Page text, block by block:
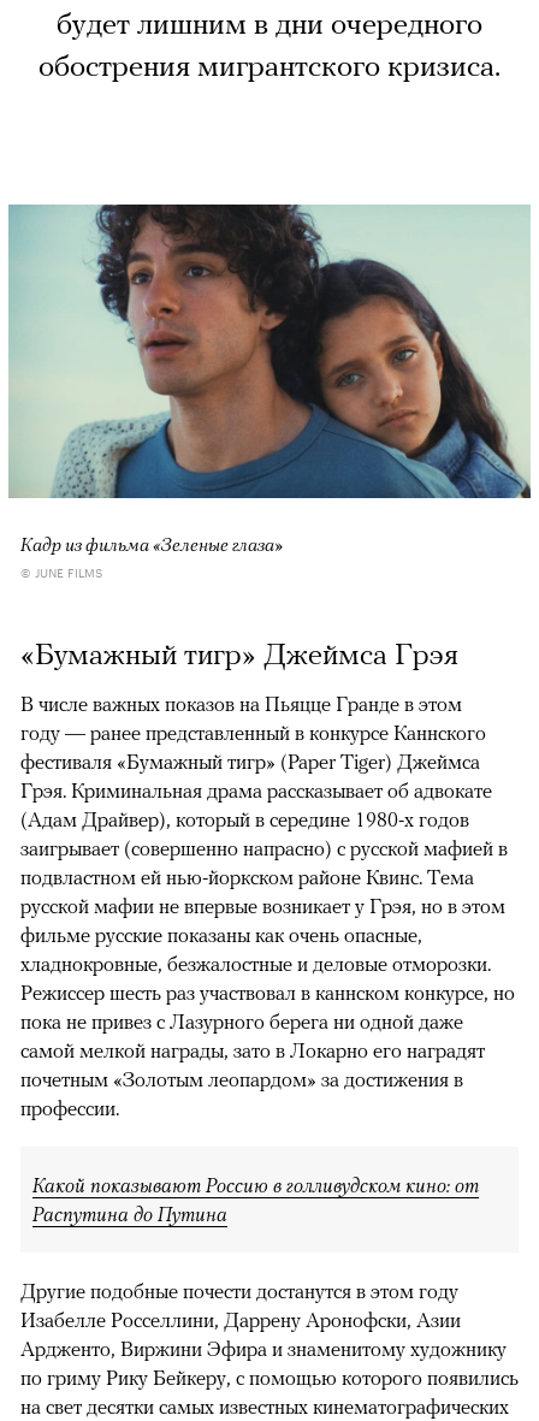
будет лишним в дни очередного
обострения мигрантского кризиса.
Кадр из фильма «Зеленые глаза»
© JUNE FILMS
«Бумажный тигр» Джеймса Грэя
В числе важных показов на Пьяцце Гранде в этом
году — ранее представленный в конкурсе Каннского
фестиваля «Бумажный тигр» (Paper Tiger) Джеймса
Грэя. Криминальная драма рассказывает об адвокате
(Адам Драйвер), который в середине 1980-х годов
заигрывает (совершенно напрасно) с русской мафией в
подвластном ей нью-йоркском районе Квинс. Тема
русской мафии не впервые возникает у Грэя, но в этом
фильме русские показаны как очень опасные,
хладнокровные, безжалостные и деловые отморозки.
Режиссер шесть раз участвовал в каннском конкурсе, но
пока не привез с Лазурного берега ни одной даже
самой мелкой награды, зато в Локарно его наградят
почетным «Золотым леопардом» за достижения в
профессии.
Какой показывают Россию в голливудском кино: от
Распутина до Путина
Другие подобные почести достанутся в этом году
Изабелле Росселлини, Даррену Аронофски, Азии
Ардженто, Виржини Эфира и знаменитому художнику
по гриму Рику Бейкеру, с помощью которого появились
на свет десятки самых известных кинематографических